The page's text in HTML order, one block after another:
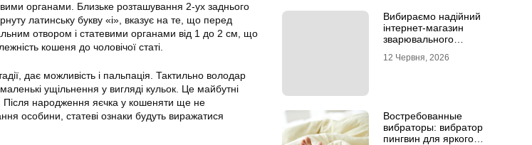
органами. Близьке розташування 2-ух заднього
латинську букву «i», вказує на те, що перед
отвором і статевими органами від 1 до 2 см, що
кошеня до чоловічої статі.
дає можливість і пальпація. Тактильно володар
ущільнення у вигляді кульок. Це майбутні
Після народження яєчка у кошеняти ще не
особини, статеві ознаки будуть виражатися
Вибираємо надійний
інтернет-магазин
зварювального
12 Червня, 2026
Востребованные
вибраторы: вибратор
пингвин для яркого